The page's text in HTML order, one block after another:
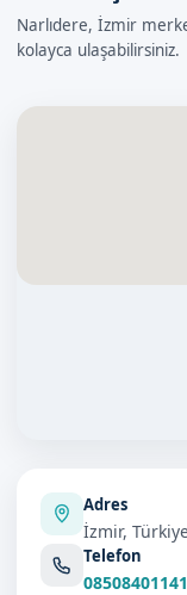
Narlıdere, İzmir
kolayca ulaşabilirsiniz.
Adres
İzmir,
Telefon
08508401141